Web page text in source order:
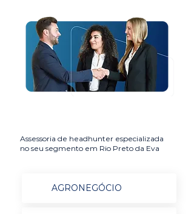
Assessoria de headhunter especializada
no seu segmento em Rio Preto da Eva
AGRONEGÓCIO